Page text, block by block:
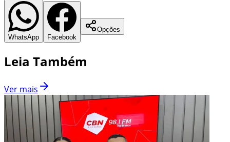
WhatsApp Facebook
Opções
Leia Também
Ver mais